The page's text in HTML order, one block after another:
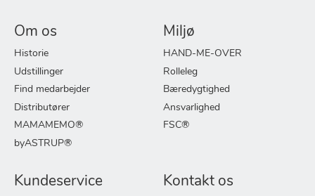
Om os
Historie
Udstillinger
Find medarbejder
Distributører
MAMAMEMO®
byASTRUP®
Miljø
HAND-ME-OVER
Rolleleg
Bæredygtighed
Ansvarlighed
FSC®
Kundeservice Kontakt os